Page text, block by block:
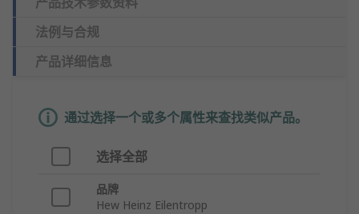
法例与合规
产品详细信息
通过选择一个或多个属性来查找类似产品。
选择全部
品牌
Hew Heinz Eilentropp